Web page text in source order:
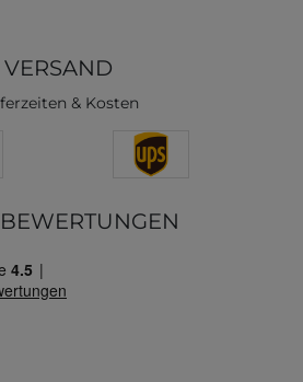
VERSAND
& Kosten